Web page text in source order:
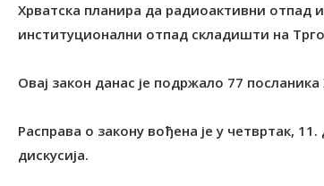
Хрватска планира да радиоактивни отпад
институционални отпад складишти на
Овај закон данас је подржало 77
Расправа о закону вођена је у четвртак,
дискусија.